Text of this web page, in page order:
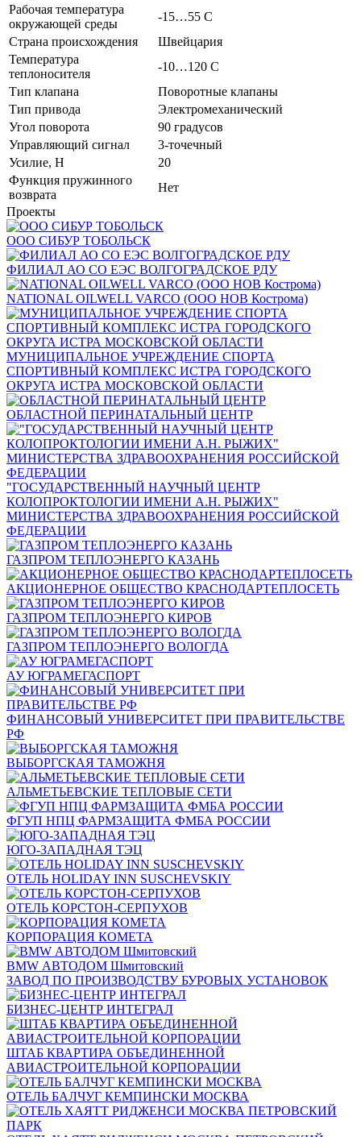
Рабочая температура
окружающей среды
-15…55 C
Страна происхождения
Швейцария
Температура
теплоносителя
-10…120 C
Тип клапана
Поворотные клапаны
Тип привода
Электромеханический
Угол поворота
90 градусов
Управляющий сигнал
3-точечный
Усилие, Н
20
Функция пружинного
возврата
Нет
Проекты
ООО СИБУР ТОБОЛЬСК
ФИЛИАЛ АО СО ЕЭС ВОЛГОГРАДСКОЕ РДУ
NATIONAL OILWELL VARCO (ООО НОВ Кострома)
МУНИЦИПАЛЬНОЕ УЧРЕЖДЕНИЕ СПОРТА
СПОРТИВНЫЙ КОМПЛЕКС ИСТРА ГОРОДСКОГО
ОКРУГА ИСТРА МОСКОВСКОЙ ОБЛАСТИ
ОБЛАСТНОЙ ПЕРИНАТАЛЬНЫЙ ЦЕНТР
"ГОСУДАРСТВЕННЫЙ НАУЧНЫЙ ЦЕНТР
КОЛОПРОКТОЛОГИИ ИМЕНИ А.Н. РЫЖИХ"
МИНИСТЕРСТВА ЗДРАВООХРАНЕНИЯ РОССИЙСКОЙ
ФЕДЕРАЦИИ
ГАЗПРОМ ТЕПЛОЭНЕРГО КАЗАНЬ
АКЦИОНЕРНОЕ ОБЩЕСТВО КРАСНОДАРТЕПЛОСЕТЬ
ГАЗПРОМ ТЕПЛОЭНЕРГО КИРОВ
ГАЗПРОМ ТЕПЛОЭНЕРГО ВОЛОГДА
АУ ЮГРАМЕГАСПОРТ
ФИНАНСОВЫЙ УНИВЕРСИТЕТ ПРИ ПРАВИТЕЛЬСТВЕ
РФ
ВЫБОРГСКАЯ ТАМОЖНЯ
АЛЬМЕТЬЕВСКИЕ ТЕПЛОВЫЕ СЕТИ
ФГУП НПЦ ФАРМЗАЩИТА ФМБА РОССИИ
ЮГО-ЗАПАДНАЯ ТЭЦ
ОТЕЛЬ HOLIDAY INN SUSCHEVSKIY
ОТЕЛЬ КОРСТОН-СЕРПУХОВ
КОРПОРАЦИЯ КОМЕТА
BMW АВТОДОМ Шмитовский
ЗАВОД ПО ПРОИЗВОДСТВУ БУРОВЫХ УСТАНОВОК
БИЗНЕС-ЦЕНТР ИНТЕГРАЛ
ШТАБ КВАРТИРА ОБЪЕДИНЕННОЙ
АВИАСТРОИТЕЛЬНОЙ КОРПОРАЦИИ
ОТЕЛЬ БАЛЧУГ КЕМПИНСКИ МОСКВА